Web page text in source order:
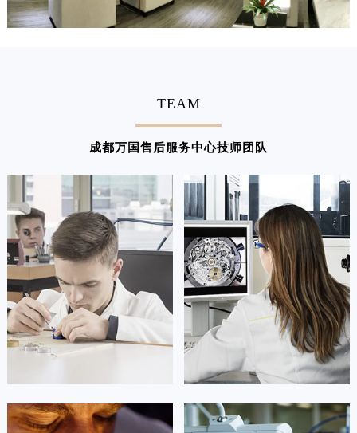
TEAM
成都万国售后服务中心技师团队
凯罗尔·切尔西 达芙妮·克劳迪娅